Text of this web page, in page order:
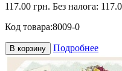
117.00 грн. Без налога:
Код товара:8009-0
В корзину Подробнее